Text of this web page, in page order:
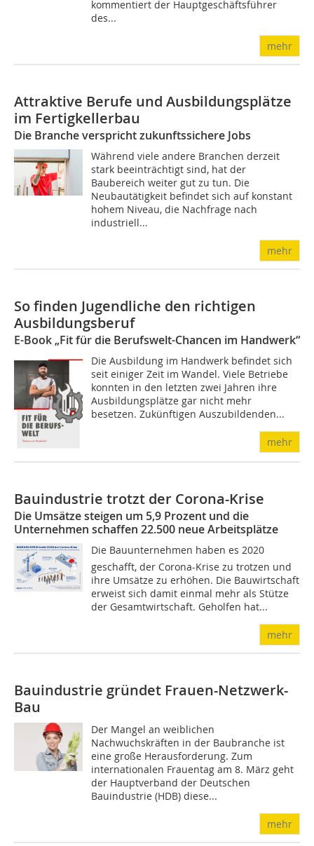
kommentiert der Hauptgeschäftsführer
des...
mehr
Attraktive Berufe und Ausbildungsplätze
im Fertigkellerbau
Die Branche verspricht zukunftssichere Jobs
Während viele andere Branchen derzeit
stark beeinträchtigt sind, hat der
Baubereich weiter gut zu tun. Die
Neubautätigkeit befindet sich auf konstant
hohem Niveau, die Nachfrage nach
industriell...
mehr
So finden Jugendliche den richtigen
Ausbildungsberuf
E-Book „Fit für die Berufswelt-Chancen im Handwerk“
Die Ausbildung im Handwerk befindet sich
seit einiger Zeit im Wandel. Viele Betriebe
konnten in den letzten zwei Jahren ihre
Ausbildungsplätze gar nicht mehr
besetzen. Zukünftigen Auszubildenden...
mehr
Bauindustrie trotzt der Corona-Krise
Die Umsätze steigen um 5,9 Prozent und die
Unternehmen schaffen 22.500 neue Arbeitsplätze
Die Bauunternehmen haben es 2020
geschafft, der Corona-Krise zu trotzen und
ihre Umsätze zu erhöhen. Die Bauwirtschaft
erweist sich damit einmal mehr als Stütze
der Gesamtwirtschaft. Geholfen hat...
mehr
Bauindustrie gründet Frauen-Netzwerk-
Bau
Der Mangel an weiblichen
Nachwuchskräften in der Baubranche ist
eine große Herausforderung. Zum
internationalen Frauentag am 8. März geht
der Hauptverband der Deutschen
Bauindustrie (HDB) diese...
mehr